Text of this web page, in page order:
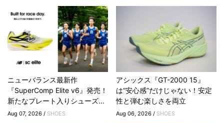
ニューバランス最新作
『SuperComp Elite v6』発売！
新たなプレート入りシューズ...
Aug 07, 2026 / SHOES
アシックス『GT-2000 15』
は“安心感”だけじゃない！安定
性と弾む楽しさを両立
Aug 06, 2026 / SHOES